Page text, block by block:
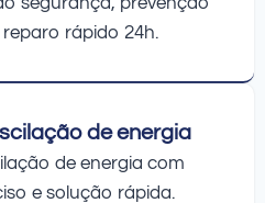
rápido 24h.
de energia
de energia com
e solução rápida.